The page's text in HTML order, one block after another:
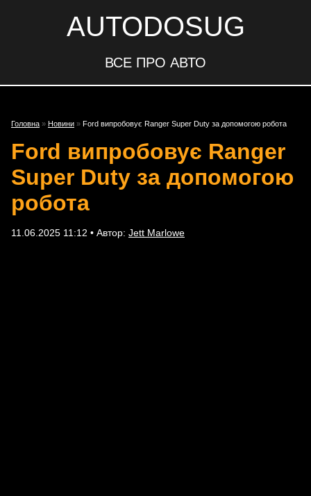
AUTODOSUG
ВСЕ ПРО АВТО
Головна » Новини » Ford випробовує Ranger Super Duty за допомогою робота
Ford випробовує Ranger
Super Duty за допомогою
робота
11.06.2025 11:12 • Автор: Jett Marlowe